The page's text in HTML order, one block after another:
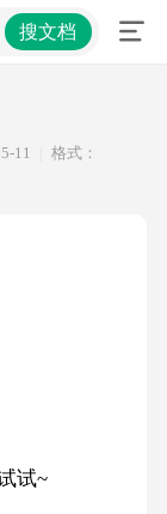
搜文档
11
格式：
试~